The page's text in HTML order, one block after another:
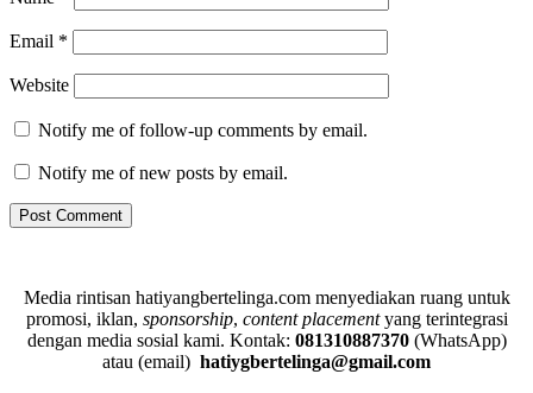
Email *
Website
Notify me of follow-up comments by email.
Notify me of new posts by email.
Media rintisan hatiyangbertelinga.com menyediakan ruang untuk
promosi, iklan, sponsorship, content placementyang terintegrasi
dengan media sosial kami. Kontak: 081310887370 (WhatsApp)
atau (email) hatiygbertelinga@gmail.com